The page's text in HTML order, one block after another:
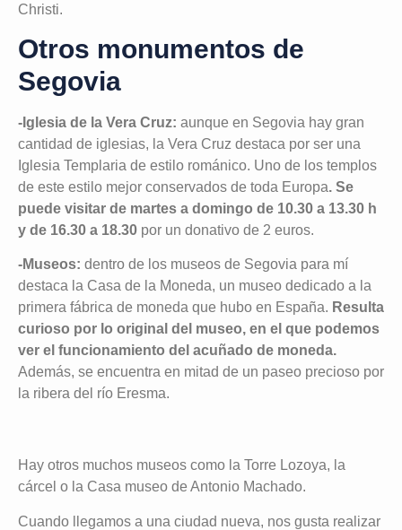
Christi.
Otros monumentos de
Segovia
-Iglesia de la Vera Cruz: aunque en Segovia hay gran
cantidad de iglesias, la Vera Cruz destaca por ser una
Iglesia Templaria de estilo románico. Uno de los templos
de este estilo mejor conservados de toda Europa. Se
puede visitar de martes a domingo de 10.30 a 13.30 h
y de 16.30 a 18.30 por un donativo de 2 euros.
-Museos: dentro de los museos de Segovia para mí
destaca la Casa de la Moneda, un museo dedicado a la
primera fábrica de moneda que hubo en España. Resulta
curioso por lo original del museo, en el que podemos
ver el funcionamiento del acuñado de moneda.
Además, se encuentra en mitad de un paseo precioso por
la ribera del río Eresma.
Hay otros muchos museos como la Torre Lozoya, la
cárcel o la Casa museo de Antonio Machado.
Cuando llegamos a una ciudad nueva, nos gusta realizar